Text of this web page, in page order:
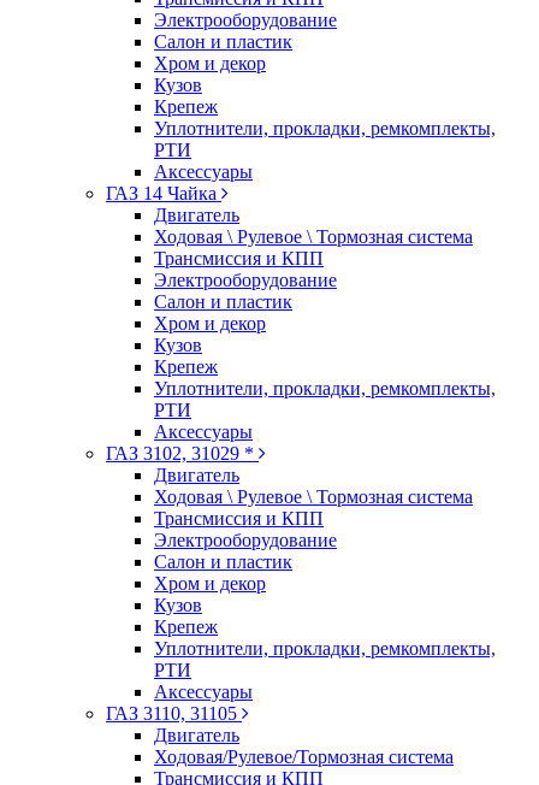
Электрооборудование
Салон и пластик
Хром и декор
Кузов
Крепеж
Уплотнители, прокладки, ремкомплекты,
РТИ
Аксессуары
ГАЗ 14 Чайка
Двигатель
Ходовая \ Рулевое \ Тормозная система
Трансмиссия и КПП
Электрооборудование
Салон и пластик
Хром и декор
Кузов
Крепеж
Уплотнители, прокладки, ремкомплекты,
РТИ
Аксессуары
ГАЗ 3102, 31029 *
Двигатель
Ходовая \ Рулевое \ Тормозная система
Трансмиссия и КПП
Электрооборудование
Салон и пластик
Хром и декор
Кузов
Крепеж
Уплотнители, прокладки, ремкомплекты,
РТИ
Аксессуары
ГАЗ 3110, 31105
Двигатель
Ходовая/Рулевое/Тормозная система
Трансмиссия и КПП